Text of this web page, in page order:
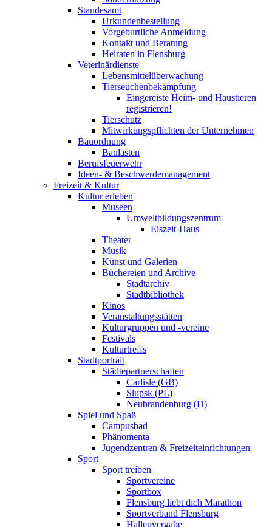
Standesamt
Urkundenbestellung
Vorgeburtliche Anmeldung
Kontakt und Beratung
Heiraten in Flensburg
Veterinärdienste
Lebensmittelüberwachung
Tierseuchenbekämpfung
Eingereiste Heim- und Haustieren
registrieren!
Tierschutz
Mitwirkungspflichten der Unternehmen
Bauordnung
Baulasten
Berufsfeuerwehr
Ideen- & Beschwerdemanagement
Freizeit & Kultur
Kultur erleben
Museen
Umweltbildungszentrum
Eiszeit-Haus
Theater
Musik
Kunst und Galerien
Büchereien und Archive
Stadtarchiv
Stadtbibliothek
Kinos
Veranstaltungsstätten
Kulturgruppen und -vereine
Festivals
Kulturtreffs
Stadtportrait
Städtepartnerschaften
Carlisle (GB)
Slupsk (PL)
Neubrandenburg (D)
Spiel und Spaß
Campusbad
Phänomenta
Jugendzentren & Freizeiteinrichtungen
Sport
Sport treiben
Sportvereine
Sportbox
Flensburg liebt dich Marathon
Sportverband Flensburg
Hallenvergabe